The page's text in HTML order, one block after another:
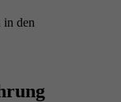
in den